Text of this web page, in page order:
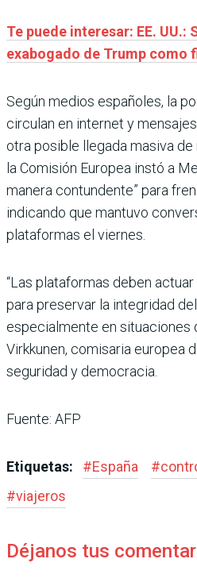
Te puede interesar: EE. UU.:
exabogado de Trump como
Según medios españoles, la
circulan en internet y
otra posible llegada masiva
la Comisión Europea instó a
manera contundente” para
indicando que mantuvo
plataformas el viernes.
“Las plataformas deben
para preservar la integridad
especialmente en situaciones
Virkkunen, comisaria europea
seguridad y democracia.
Fuente: AFP
Etiquetas: #España #
#viajeros
Déjanos tus